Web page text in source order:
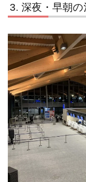
深夜・早朝の